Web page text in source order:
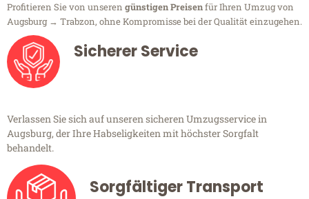
Profitieren Sie von unseren günstigen Preisenfür Ihren Umzug von
Augsburg → Trabzon, ohne Kompromisse bei der Qualität einzugehen.
Sicherer Service
Verlassen Sie sich auf unseren sicheren Umzugsservice in
Augsburg, der Ihre Habseligkeiten mit höchster Sorgfalt
behandelt.
Sorgfältiger Transport